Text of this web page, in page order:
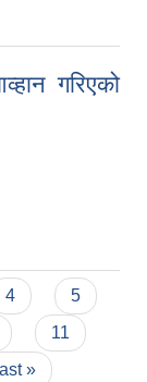
गरिएको
4
5
11
last »